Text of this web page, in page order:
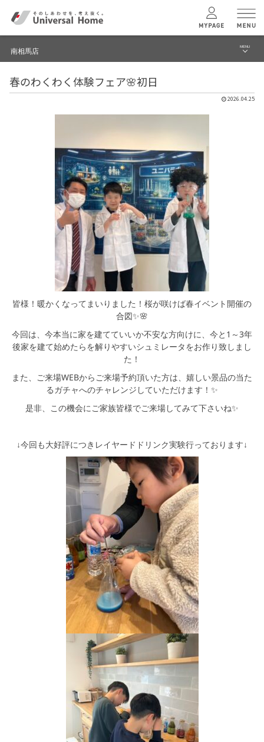
ユニバーサルホームの特長
テクノロジー
建築実例
モデルハウス 検索・見学予約
シミュレーション
キャンペーン・コラボ情報
家づくりの知識
お問い合わせ
南相馬店 MENU
ブログ
モデルハウス見学予約
春のわくわく体験フェア🌸初日
2026.04.25
皆様！暖かくなってまいりました！桜が咲けば春イベント開催の
合図✨🌸
今回は、今本当に家を建てていいか不安な方向けに、今と1～3年
後家を建て始めたらを解りやすいシュミレータをお作り致しまし
た！
また、ご来場WEBからご来場予約頂いた方は、嬉しい景品の当た
るガチャへのチャレンジしていただけます！✨
是非、この機会にご家族皆様でご来場してみて下さいね✨
↓今回も大好評につきレイヤードドリンク実験行っております↓